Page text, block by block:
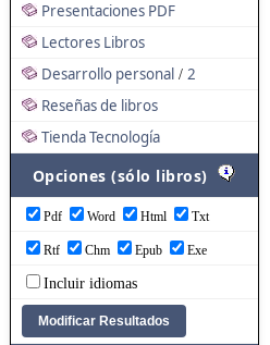
Presentaciones PDF
Lectores Libros
Desarrollo personal / 2
Reseñas de libros
Tienda Tecnología
Opciones (sólo libros)
Pdf Word Html Txt
Rtf Chm Epub Exe
Incluir idiomas